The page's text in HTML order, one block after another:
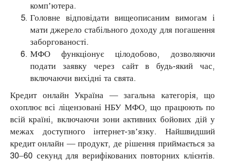
комп’ютера.
Головне відповідати вищеописаним вимогам і
мати джерело стабільного доходу для погашення
заборгованості.
МФО функціонує цілодобово, дозволяючи
подати заявку через сайт в будь-який час,
включаючи вихідні та свята.
Кредит онлайн Україна — загальна категорія, що
охоплює всі ліцензовані НБУ МФО, що працюють по
всій країні, включаючи зони активних бойових дій у
межах доступного інтернет-зв’язку. Найшвидший
кредит онлайн — продукт, де рішення приймається за
30–60 секунд для верифікованих повторних клієнтів.